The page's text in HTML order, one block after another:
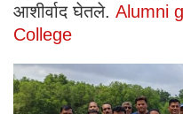
आशीर्वाद घेतले. Alumni
College